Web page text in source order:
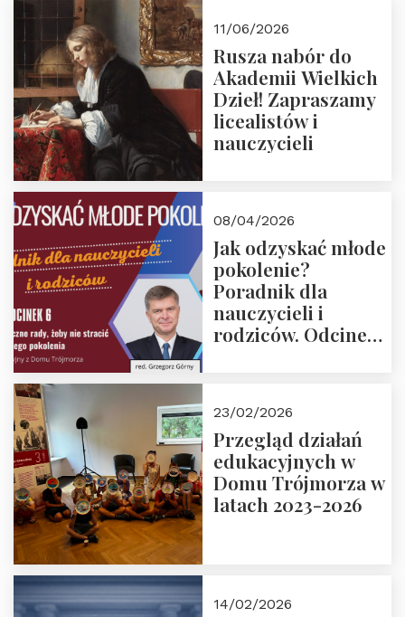
11/06/2026
Rusza nabór do
Akademii Wielkich
Dzieł! Zapraszamy
licealistów i
nauczycieli
08/04/2026
Jak odzyskać młode
pokolenie?
Poradnik dla
nauczycieli i
rodziców. Odcinek
Rozmawiają red.
Grzegorz Górny i
prof. Michał
Łuczewski
23/02/2026
Przegląd działań
edukacyjnych w
Domu Trójmorza w
latach 2023-2026
14/02/2026